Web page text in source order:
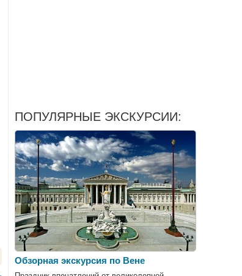
ПОПУЛЯРНЫЕ ЭКСКУРСИИ:
Обзорная экскурсия по Вене